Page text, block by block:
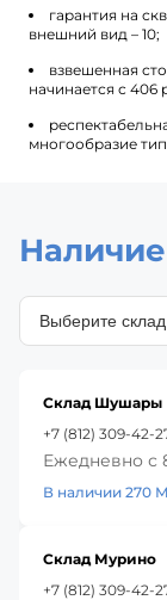
гарантия на
внешний вид – 10;
взвешенная
начинается с 406
многообразие
Склад Шушары
+7 (812) 309-42-
Ежедневно с
В наличии 270
Склад Мурино
+7 (812) 309-42-